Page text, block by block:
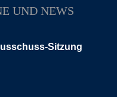
UND NEWS
Sitzung